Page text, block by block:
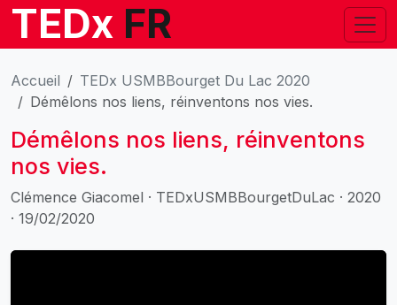
TEDx FR
Accueil
TEDx USMBBourget Du Lac 2020
Démêlons nos liens, réinventons nos vies.
Démêlons nos liens, réinventons
nos vies.
Clémence Giacomel · TEDxUSMBBourgetDuLac · 2020
· 19/02/2020